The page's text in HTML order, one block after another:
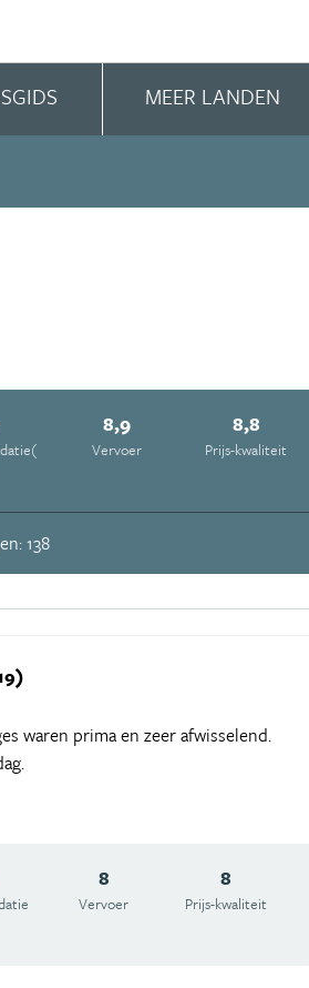
MEER LANDEN
8,9
Vervoer
8,8
Prijs-kwaliteit
138
waren prima en zeer afwisselend.
8
Vervoer
8
Prijs-kwaliteit